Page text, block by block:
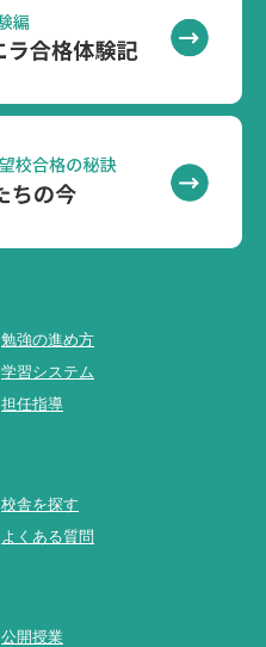
勉強の進め方
学習システム
担任指導
校舎を探す
よくある質問
公開授業